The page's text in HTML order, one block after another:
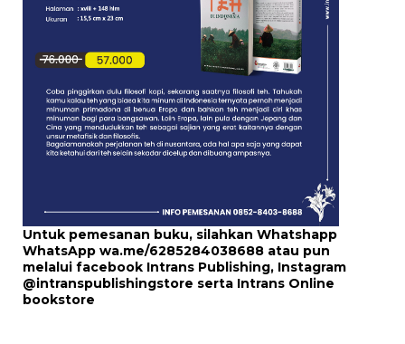
Untuk pemesanan buku, silahkan Whatshapp
WhatsApp wa.me/6285284038688 atau pun
melalui facebook Intrans Publishing, Instagram
@intranspublishingstore serta Intrans Online
bookstore